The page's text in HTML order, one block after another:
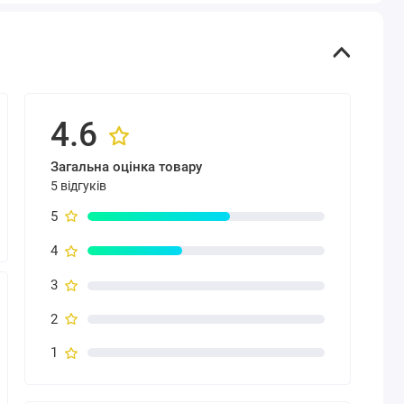
4.6
Загальна оцінка товару
5 відгуків
5
4
3
2
1